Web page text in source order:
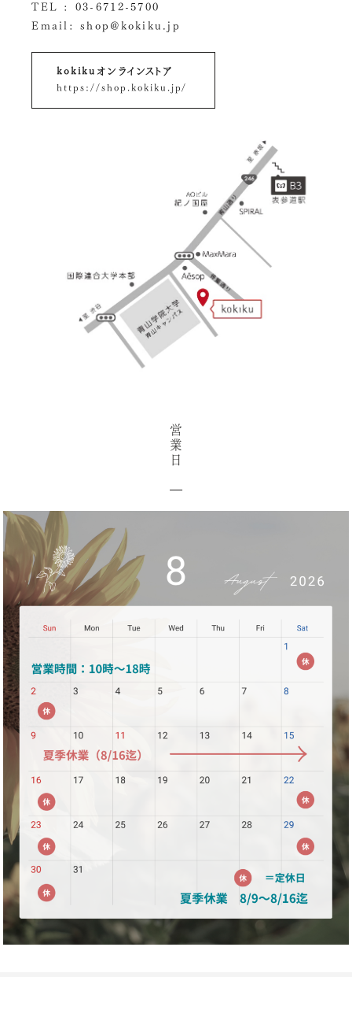
TEL : 03-6712-5700
Email:shop@kokiku.jp
kokikuオンラインストア
https://shop.kokiku.jp/
営
業
日